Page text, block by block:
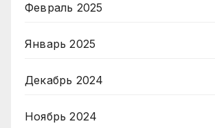
Февраль 2025
Январь 2025
Декабрь 2024
Ноябрь 2024